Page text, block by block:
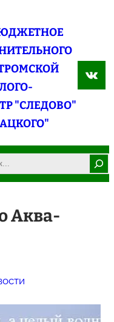
"СЛЕДОВО"
Аква-